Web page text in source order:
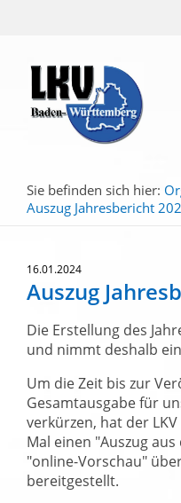
Sie befinden sich hier:
Auszug Jahresbericht
16.01.2024
Auszug
Die Erstellung des
und nimmt deshalb
Um die Zeit bis zur
Gesamtausgabe für
verkürzen, hat der
Mal einen Auszug
online-Vorschau
bereitgestellt.